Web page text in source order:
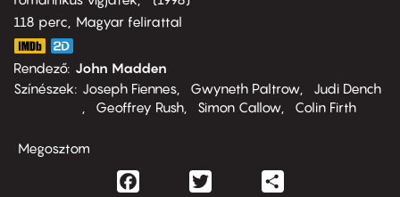
118 perc,
Magyar felirattal
Rendező John Madden
Színészek
Joseph Fiennes Gwyneth Paltrow
Judi Dench
Geoffrey Rush
Simon Callow Colin Firth
Megosztom
Facebook